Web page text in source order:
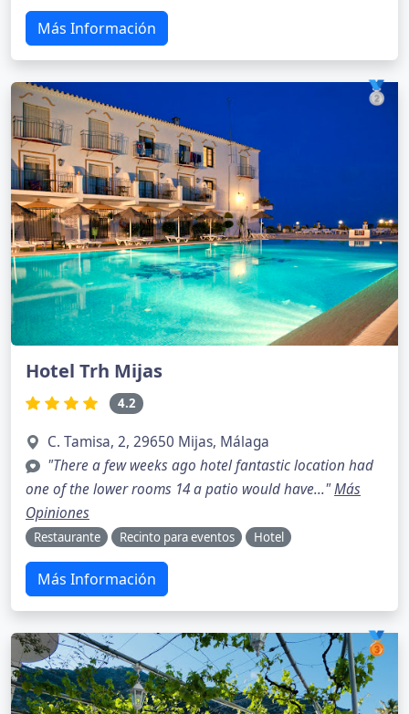
Más Información
🥈
Hotel Trh Mijas
4.2
C. Tamisa, 2, 29650 Mijas, Málaga
"There a few weeks ago hotel fantastic location had
one of the lower rooms 14 a patio would have..."Más
Opiniones
Restaurante Recinto para eventos Hotel
Más Información
🥉